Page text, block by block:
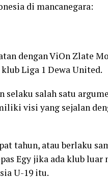
di mancanegara:
dengan ViOn Zlate
Liga 1 Dewa United.
salah satu
visi yang sejalan
tahun, atau berlaku
Egy jika ada klub luar
U-19 itu.